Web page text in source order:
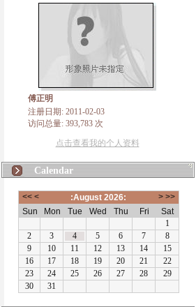
傅正明
注册日期: 2011-02-03
访问总量: 393,783 次
点击查看我的个人资料
Calendar